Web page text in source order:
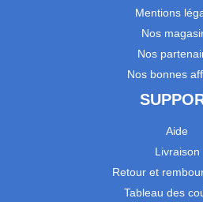
Mentions
Nos
Nos
Nos bonnes
Aide
Livraison
Retour et
Tableau des